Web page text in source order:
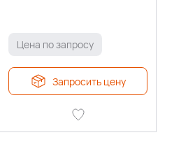
Цена по запросу
Запросить цену